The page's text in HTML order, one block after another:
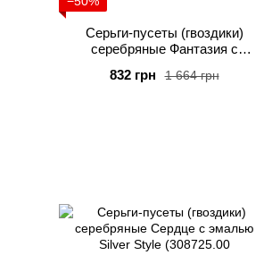
Серьги-пусеты (гвоздики)
серебряные Фантазия с
sku:2300104317287)
1 664 грн
832 грн